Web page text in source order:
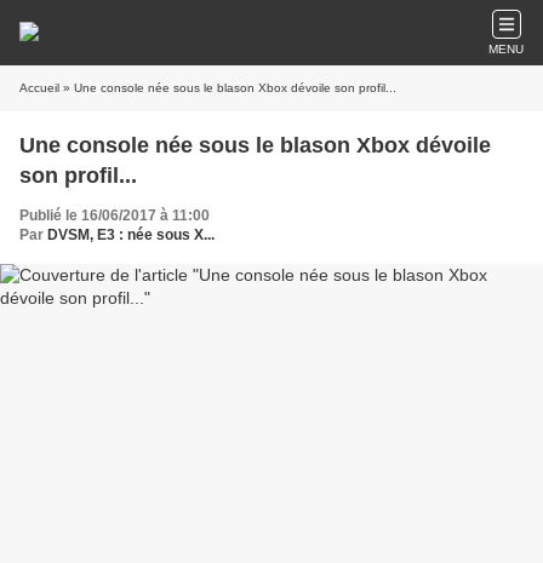
MENU
Accueil » Une console née sous le blason Xbox dévoile son profil...
Une console née sous le blason Xbox dévoile
son profil...
Publié le 16/06/2017 à 11:00
Par DVSM, E3 : née sous X...